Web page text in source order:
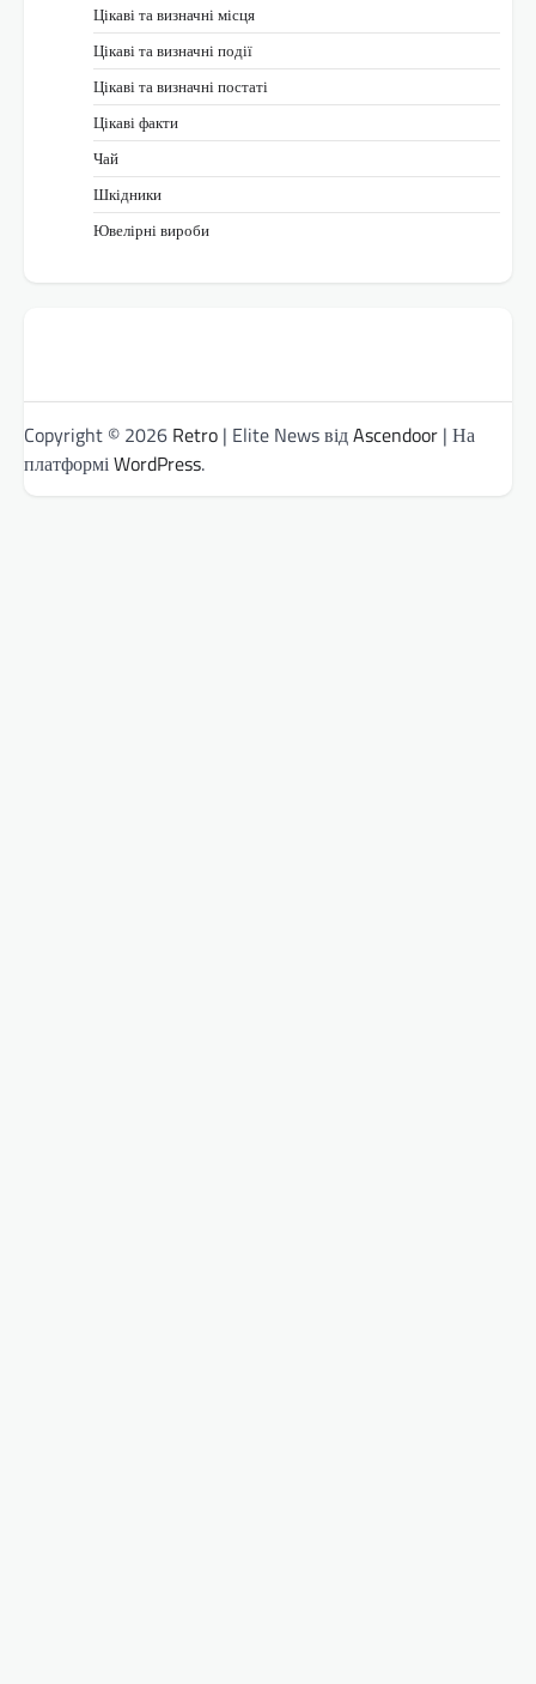
Цікаві та визначні місця
Цікаві та визначні події
Цікаві та визначні постаті
Цікаві факти
Чай
Шкідники
Ювелірні вироби
Copyright © 2026 Retro | Elite News відAscendoor | На
платформіWordPress.